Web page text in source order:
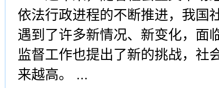
依法行政进程的不断推进，我国
遇到了许多新情况、新变化，面
监督工作也提出了新的挑战，社
来越高。 ...